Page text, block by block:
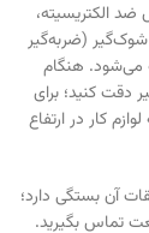
ضد الکتریسیته،
شوک‌گیر (ضربه‌گیر
می‌شود. هنگام
دقت کنید؛ برای
کار در ارتفاع
آن بستگی دارد؛
تماس بگیرید.